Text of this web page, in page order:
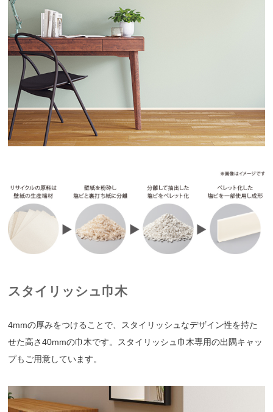
スタイリッシュ巾木
4mmの厚みをつけることで、スタイリッシュなデザイン性を持た
せた高さ40mmの巾木です。スタイリッシュ巾木専用の出隅キャッ
プもご用意しています。